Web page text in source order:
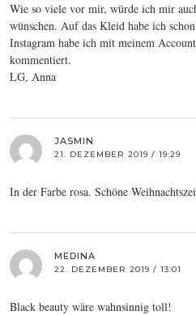
Wie so viele vor mir, würde ich mir
wünschen. Auf das Kleid habe ich
Instagram habe ich mit meinem
kommentiert.
LG, Anna
JASMIN
21. DEZEMBER 2019 / 19:29
In der Farbe rosa. Schöne
MEDINA
22. DEZEMBER 2019 / 13:01
Black beauty wäre wahnsinnig toll!